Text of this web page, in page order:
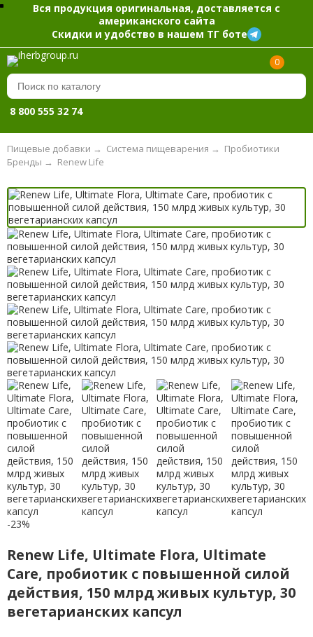
Вся продукция оригинальная, доставляется с
американского сайта
Скидки и удобство в нашем ТГ боте
0
8 800 555 32 74
Пищевые добавки → Система пищеварения → Пробиотики
Renew Life
Бренды →
-23%
Renew Life, Ultimate Flora, Ultimate
Care, пробиотик с повышенной силой
действия, 150 млрд живых культур, 30
вегетарианских капсул